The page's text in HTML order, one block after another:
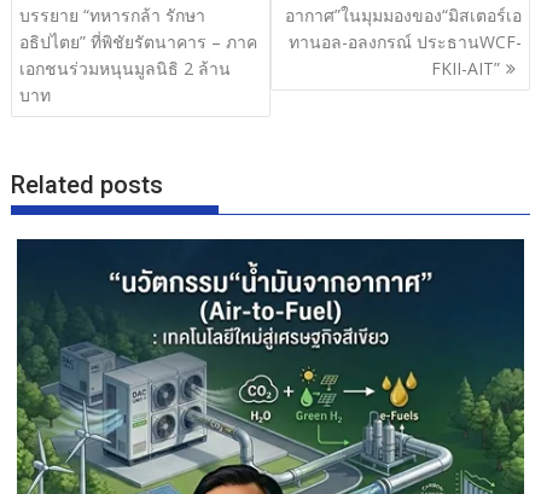
o
k
บรรยาย “ทหารกล้า รักษา
อธิปไตย” ที่พิชัยรัตนาคาร – ภาค
เอกชนร่วมหนุนมูลนิธิ 2 ล้าน
บาท
อากาศ”ในมุมมองของ“มิสเตอร์เอ
ทานอล-อลงกรณ์ ประธานWCF-
FKII-AIT”
Related posts